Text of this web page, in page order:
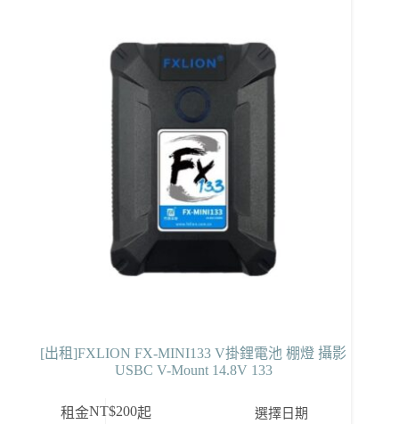
[出租]FXLION FX-MINI133 V掛鋰電池 棚燈 攝影
USBC V-Mount 14.8V 133
租金NT$200起 選擇日期